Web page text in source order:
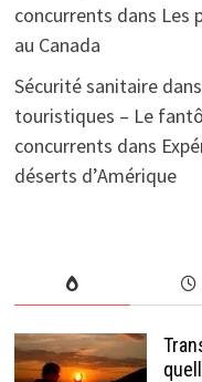
concurrents dans Les
au Canada
Sécurité sanitaire
touristiques – Le
concurrents dans
déserts d’Amérique